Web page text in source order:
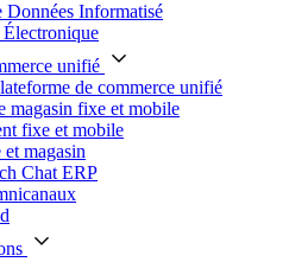
Données Informatisé
unifié
de commerce unifié
magasin fixe et mobile
fixe et mobile
magasin
Chat ERP